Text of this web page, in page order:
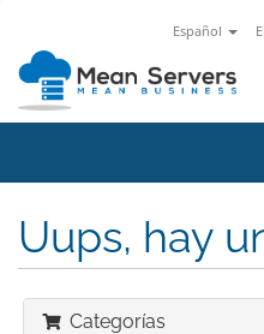
Español
Uups, hay
Categorías